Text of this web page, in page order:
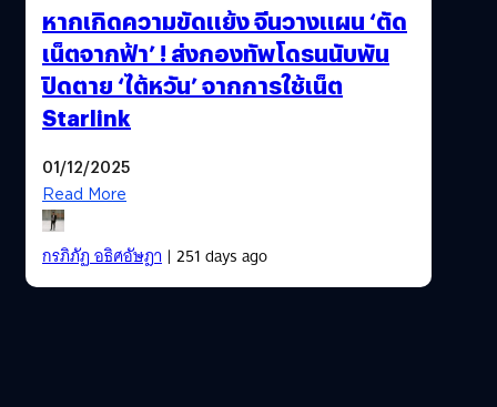
หากเกิดความขัดแย้ง จีนวางแผน ‘ตัด
เน็ตจากฟ้า’ ! ส่งกองทัพโดรนนับพัน
ปิดตาย ‘ไต้หวัน’ จากการใช้เน็ต
Starlink
01/12/2025
Read More
กรภิภัฏ อธิศอัษฎา| 251 days ago